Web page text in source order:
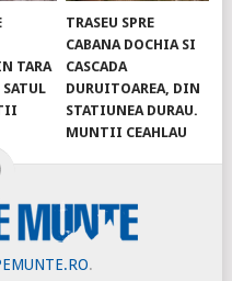
TARA
TRASEU SPRE
CABANA DOCHIA SI
CASCADA
DURUITOAREA, DIN
STATIUNEA DURAU.
MUNTII CEAHLAU
.